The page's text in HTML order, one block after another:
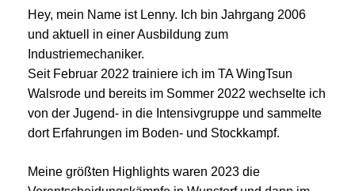
Hey, mein Name ist Lenny. Ich bin Jahrgang 2006
und aktuell in einer Ausbildung zum
Industriemechaniker.
Seit Februar 2022 trainiere ich im TA WingTsun
Walsrode und bereits im Sommer 2022 wechselte ich
von der Jugend- in die Intensivgruppe und sammelte
dort Erfahrungen im Boden- und Stockkampf.
Meine größten Highlights waren 2023 die